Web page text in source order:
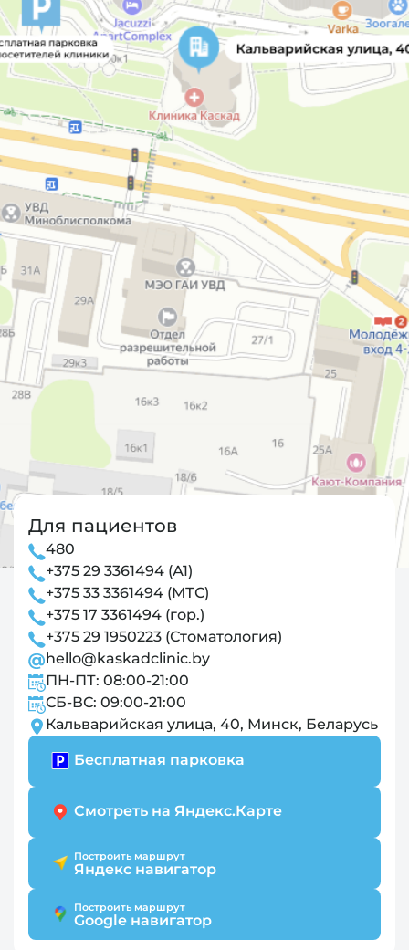
Для пациентов
480
+375 29 3361494 (А1)
+375 33 3361494 (МТС)
+375 17 3361494 (гор.)
+375 29 1950223 (Стоматология)
hello@kaskadclinic.by
ПН-ПТ: 08:00-21:00
СБ-ВС: 09:00-21:00
Кальварийская улица, 40, Минск, Беларусь
Бесплатная парковка
Смотреть на Яндекс.Карте
Построить маршрут
Яндекс навигатор
Построить маршрут
Google навигатор